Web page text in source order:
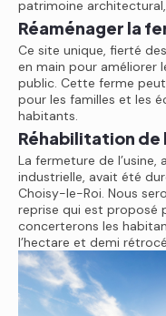
patrimoine
Réaménager la
Ce site unique, fierté
en main pour améliorer
public. Cette ferme
pour les familles et les
habitants.
Réhabilitation de
La fermeture de l’usine,
industrielle, avait été
Choisy-le-Roi. Nous
reprise qui est proposé
concerterons les
l’hectare et demi